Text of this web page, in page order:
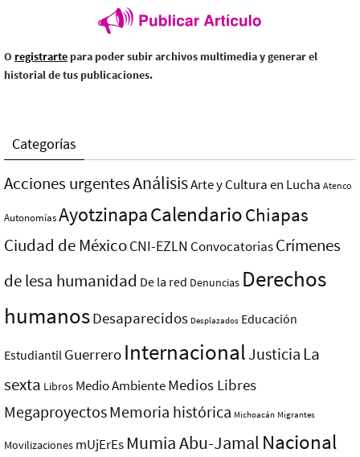
O registrarte para poder subir archivos multimedia y generar el
historial de tus publicaciones.
Categorías
Acciones urgentesAnálisisArte y Cultura en Lucha Atenco
AutonomíasAyotzinapaCalendarioChiapas
Ciudad de MéxicoCNI-EZLN ConvocatoriasCrímenes
de lesa humanidad De la red Denuncias Derechos
humanosDesaparecidos Desplazados Educación
Estudiantil Guerrero InternacionalJusticia La
sexta Libros Medio AmbienteMedios Libres
MegaproyectosMemoria histórica Michoacán Migrantes
Movilizaciones mUjErEs Mumia Abu-Jamal Nacional